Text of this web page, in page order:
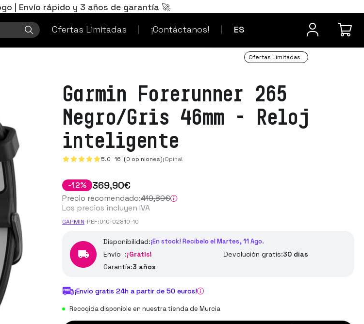
| Envío rápido y 3 años de garantía 🚀
ES
Ofertas Limitadas ¡Contáctanos!
¿Dudas? Contacta
Ofertas Limitadas
Garmin Forerunner 265
Negro/Gris 46mm - Reloj
inteligente
5.0 16 (0 opiniones)¡Opina!
-12% 369,90€
Precio recomendado:419,89€
Los precios incluyen IVA
GARMIN-REF:010-02810-10
Disponibilidad:¡En stock! Recíbelo el Martes, 11 Ago.
Envío :¡Grátis! Devolución gratis:30 días
Garantía:3 años
¡Envío gratis 24h a partir de 50 euros!
Recogida disponible en nuestra tienda de Murcia